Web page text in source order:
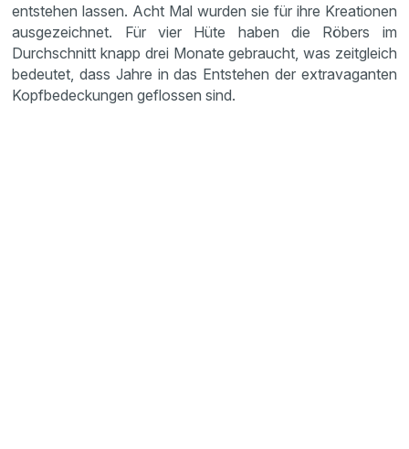
entstehen lassen. Acht Mal wurden sie für ihre Kreationen
ausgezeichnet. Für vier Hüte haben die Röbers im
Durchschnitt knapp drei Monate gebraucht, was zeitgleich
bedeutet, dass Jahre in das Entstehen der extravaganten
Kopfbedeckungen geflossen sind.